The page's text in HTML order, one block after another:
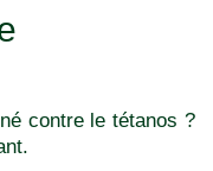
contre le tétanos ?